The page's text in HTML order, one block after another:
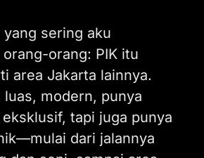
sering aku
orang: PIK itu
area Jakarta lainnya.
luas, modern, punya
tapi juga punya
dari jalannya